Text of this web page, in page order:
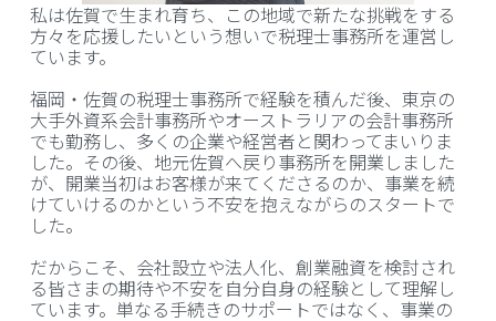
私は佐賀で生まれ育ち、この地域で新たな挑戦をする
方々を応援したいという想いで税理士事務所を運営し
ています。
福岡・佐賀の税理士事務所で経験を積んだ後、東京の
大手外資系会計事務所やオーストラリアの会計事務所
でも勤務し、多くの企業や経営者と関わってまいりま
した。その後、地元佐賀へ戻り事務所を開業しました
が、開業当初はお客様が来てくださるのか、事業を続
けていけるのかという不安を抱えながらのスタートで
した。
だからこそ、会社設立や法人化、創業融資を検討され
る皆さまの期待や不安を自分自身の経験として理解し
ています。単なる手続きのサポートではなく、事業の